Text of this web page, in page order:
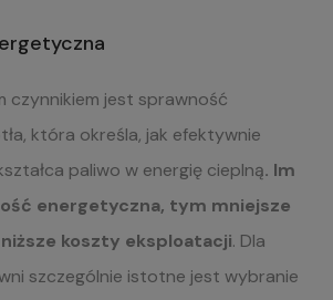
czynnikiem jest sprawność
która określa, jak efektywnie
paliwo w energię cieplną. Im
energetyczna, tym mniejsze
koszty eksploatacji. Dla
szczególnie istotne jest wybranie